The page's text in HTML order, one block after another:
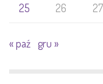
25 26 27
« paź gru »